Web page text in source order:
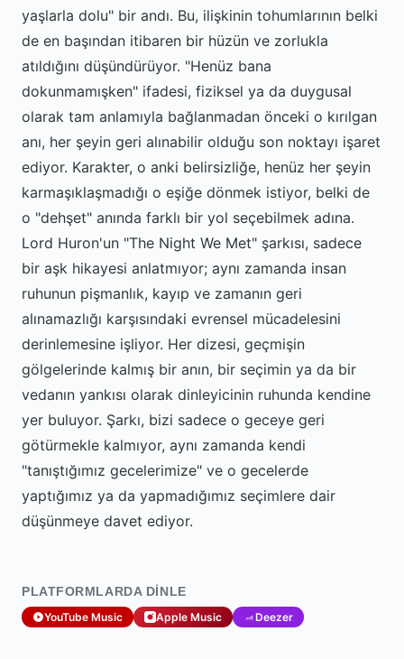
yaşlarla dolu" bir andı. Bu, ilişkinin tohumlarının belki
de en başından itibaren bir hüzün ve zorlukla
atıldığını düşündürüyor. "Henüz bana
dokunmamışken" ifadesi, fiziksel ya da duygusal
olarak tam anlamıyla bağlanmadan önceki o kırılgan
anı, her şeyin geri alınabilir olduğu son noktayı işaret
ediyor. Karakter, o anki belirsizliğe, henüz her şeyin
karmaşıklaşmadığı o eşiğe dönmek istiyor, belki de
o "dehşet" anında farklı bir yol seçebilmek adına.
Lord Huron'un "The Night We Met" şarkısı, sadece
bir aşk hikayesi anlatmıyor; aynı zamanda insan
ruhunun pişmanlık, kayıp ve zamanın geri
alınamazlığı karşısındaki evrensel mücadelesini
derinlemesine işliyor. Her dizesi, geçmişin
gölgelerinde kalmış bir anın, bir seçimin ya da bir
vedanın yankısı olarak dinleyicinin ruhunda kendine
yer buluyor. Şarkı, bizi sadece o geceye geri
götürmekle kalmıyor, aynı zamanda kendi
"tanıştığımız gecelerimize" ve o gecelerde
yaptığımız ya da yapmadığımız seçimlere dair
düşünmeye davet ediyor.
PLATFORMLARDA DINLE
YouTube Music Apple Music Deezer